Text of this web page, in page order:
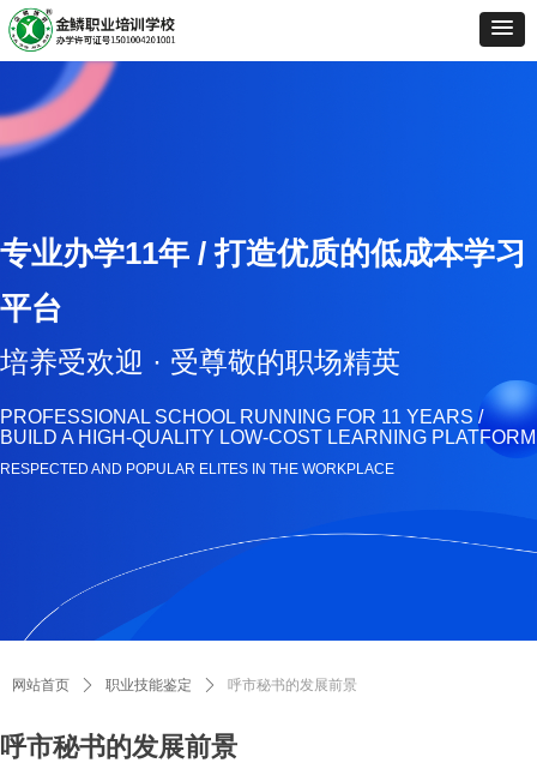
呼市秘书的发展前景
网站首页 ꄲ 职业技能鉴定 ꄲ 呼市秘书的发展前景
专业办学11年 /打造优质的低成本学习
平台
培养受欢迎 · 受尊敬的职场精英
PROFESSIONAL SCHOOL RUNNING FOR 11 YEARS /
BUILD A HIGH-QUALITY LOW-COST LEARNING PLATFORM
RESPECTED AND POPULAR ELITES IN THE WORKPLACE